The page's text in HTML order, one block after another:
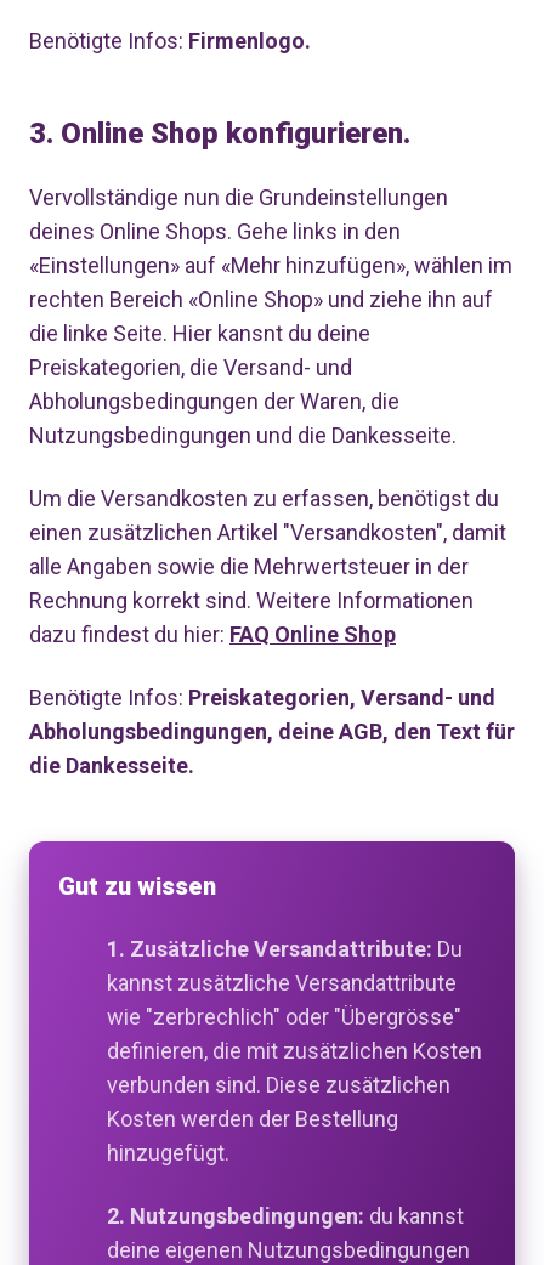
Benötigte Infos: Firmenlogo.
3. Online Shop konfigurieren.
Vervollständige nun die Grundeinstellungen
deines Online Shops. Gehe links in den
«Einstellungen» auf «Mehr hinzufügen», wählen im
rechten Bereich «Online Shop» und ziehe ihn auf
die linke Seite. Hier kansnt du deine
Preiskategorien, die Versand- und
Abholungsbedingungen der Waren, die
Nutzungsbedingungen und die Dankesseite.
Um die Versandkosten zu erfassen, benötigst du
einen zusätzlichen Artikel "Versandkosten", damit
alle Angaben sowie die Mehrwertsteuer in der
Rechnung korrekt sind. Weitere Informationen
dazu findest du hier: FAQ Online Shop
Benötigte Infos: Preiskategorien, Versand- und
Abholungsbedingungen, deine AGB, den Text für
die Dankesseite.
Gut zu wissen
1. Zusätzliche Versandattribute: Du
kannst zusätzliche Versandattribute
wie "zerbrechlich" oder "Übergrösse"
definieren, die mit zusätzlichen Kosten
verbunden sind. Diese zusätzlichen
Kosten werden der Bestellung
hinzugefügt.
2. Nutzungsbedingungen: du kannst
deine eigenen Nutzungsbedingungen